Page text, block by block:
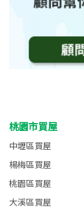
桃園市買屋
中壢區買屋
楊梅區買屋
桃園區買屋
大溪區買屋